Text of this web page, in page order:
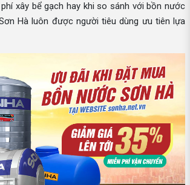
xây bể gạch hay khi so sánh với bồn nước
Hà luôn được người tiêu dùng ưu tiên lựa